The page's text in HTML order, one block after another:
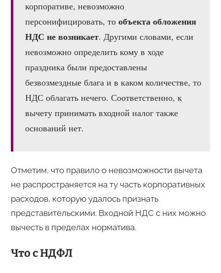
корпоративе, невозможно
персонифицировать, то объекта обложения
НДС не возникает. Другими словами, если
невозможно определить кому в ходе
праздника были предоставлены
безвозмездные блага и в каком количестве, то
НДС облагать нечего. Соответственно, к
вычету принимать входной налог также
оснований нет.
Отметим, что правило о невозможности вычета
не распространяется на ту часть корпоративных
расходов, которую удалось признать
представительскими. Входной НДС с них можно
вычесть в пределах норматива.
Что с НДФЛ